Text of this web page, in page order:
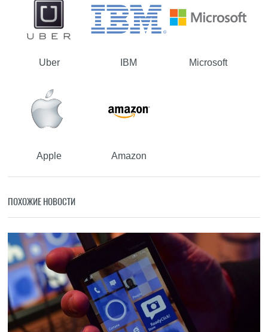
Uber IBM Microsoft
Apple Amazon
ПОХОЖИЕ НОВОСТИ